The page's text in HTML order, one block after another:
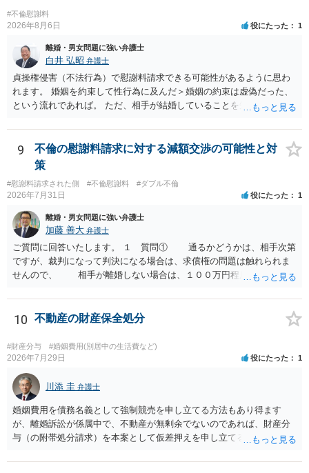
変わり得ます。依頼前に、交渉だけの場合、訴訟になった場合、回収
できなかった場合の費用を確認しておくとよいでしょう。 弁護士選び
通しを過度に楽観的に言い過ぎないか、質問に具体的に答えてくれる
か、連絡方法（メール、電話、弁護士直接か事務局員を介するかな
ど）や対応スピードが合うかを確認するとよいと思います。いずれに
しましても、弁護士への相談・依頼にあたっては、証拠資料、夫と相
手方の関係、相手方の氏名・住所等、夫婦関係への影響、離婚予定の
#不倫慰謝料
2026年8月6日 役にたった 1
離婚・男女問題に強い弁護士
白井 弘昭 弁護士
貞操権侵害（不法行為）で慰謝料請求できる可能性があるように思わ
れます。 婚姻を約束して性行為に及んだ＞婚姻の約束は虚偽だった、
という流れであれば。 ただ、相手が結婚していることを知って行為に
性も認められそうですので、あまり慰謝料は高額にならないように思
われます。 一度、最寄りの弁護士に相談してみてください。
9
不倫の慰謝料請求に対する減額交渉の可能性と対
策
#慰謝料請求された側 #不倫慰謝料 #ダブル不倫
2026年7月31日 役にたった 1
離婚・男女問題に強い弁護士
加藤 善大 弁護士
ご質問に回答いたします。 １ 質問① 通るかどうかは、相手次第
ですが、裁判になって判決になる場合は、求償権の問題は触れられま
せんので、 相手が離婚しない場合は、１００万円程度となる可能
するデメリットはありますから（経済的、時間的、精神的負担等）、
反対にご自身が、裁判も辞さずという姿勢を示すことで、プラス
が弁護士に依頼しているケースで、５０万円以下で合意できる場合は
稀であると思います。 通常は、６０万円から８０万円程度になる
ことが多いというのが私の印象です。 ２ 質問② ご記載の内容が
減額を進めるうえでの交渉材料かと思います。 なお、ご自身が離
婚しないことは、交渉材料にはならないかと思いますので、ご注意く
ださい。 また、相手夫婦の婚姻関係が既に破綻していたことや、
相手女性が結婚しているとは知らなかったと主張することもあります
が、 ケースバイケースですので、ご自身の場合にそれらの主張が
10 不動産の財産保全処分
#財産分与 #婚姻費用(別居中の生活費など)
2026年7月29日 役にたった 1
川添 圭 弁護士
婚姻費用を債務名義として強制競売を申し立てる方法もあり得ます
が、離婚訴訟が係属中で、不動産が無剰余でないのであれば、財産分
与（の附帯処分請求）を本案として仮差押えを申し立てる（法的には
えられます。弁護士へ依頼しているのであれば、担当弁護士とよく相